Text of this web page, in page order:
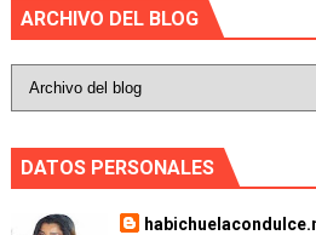
ARCHIVO DEL BLOG
DATOS PERSONALES